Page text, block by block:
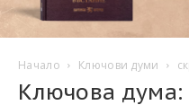
Начало Ключови думи
Ключова